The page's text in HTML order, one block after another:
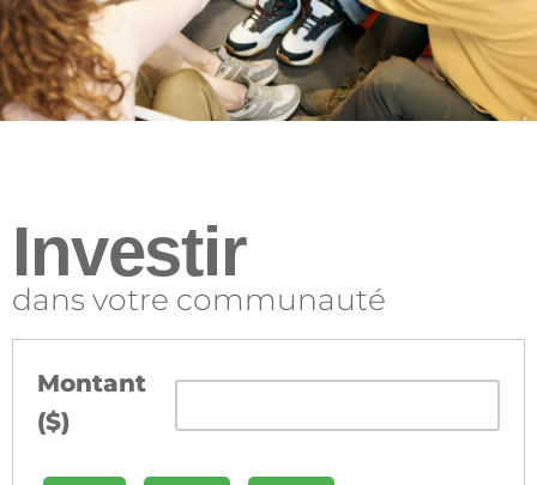
Investir
dans votre communauté
Montant
($)